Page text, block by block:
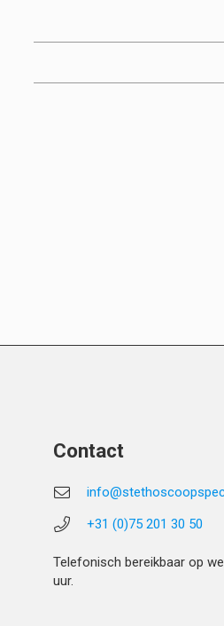
Contact
+31 (0)75 201 30 50
Telefonisch bereikbaar op
uur.